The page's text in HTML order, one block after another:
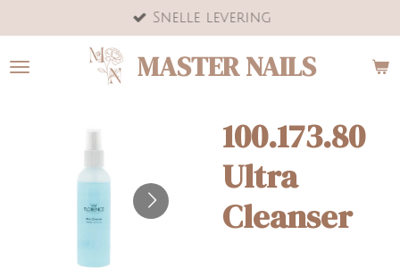
direct
naar
MASTER NAILS
Snelle levering
100.173.80
Ultra
Cleanser